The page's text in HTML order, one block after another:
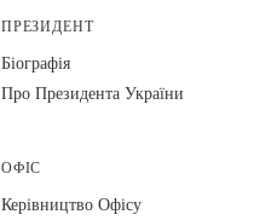
ПРЕЗИДЕНТ
Біографія
Про Президента України
ОФІС
Керівництво Офісу